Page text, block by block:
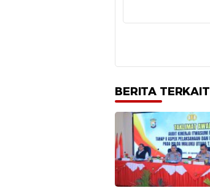
BERITA TERKAIT